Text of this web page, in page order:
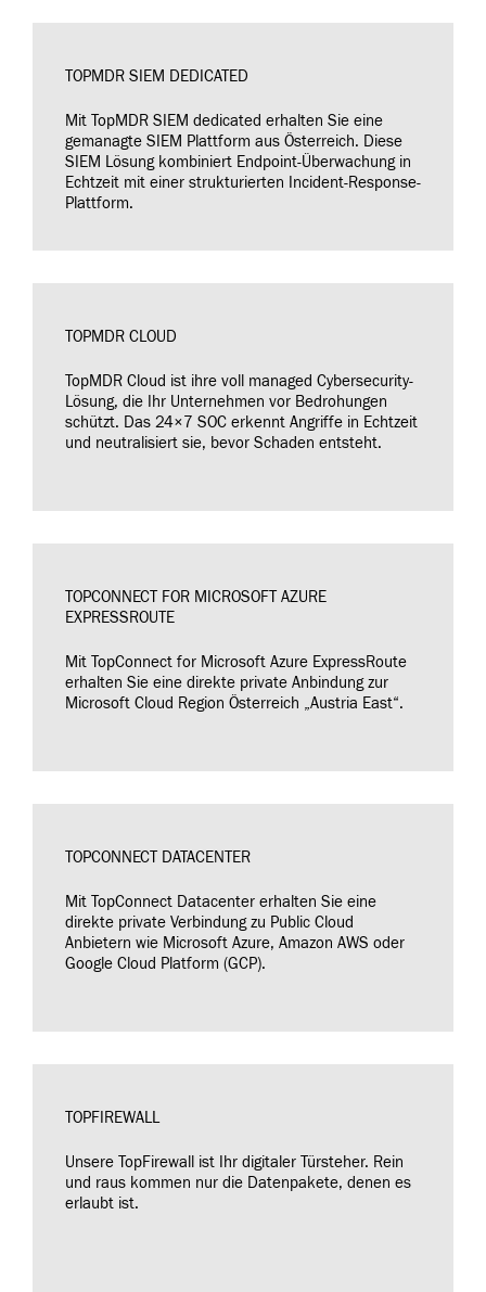
TOPMDR SIEM DEDICATED
Mit TopMDR SIEM dedicated erhalten Sie eine
gemanagte SIEM Plattform aus Österreich. Diese
SIEM Lösung kombiniert Endpoint-Überwachung in
Echtzeit mit einer strukturierten Incident-Response-
Plattform.
TOPMDR CLOUD
TopMDR Cloud ist ihre voll managed Cybersecurity-
Lösung, die Ihr Unternehmen vor Bedrohungen
schützt. Das 24×7 SOC erkennt Angriffe in Echtzeit
und neutralisiert sie, bevor Schaden entsteht.
TOPCONNECT FOR MICROSOFT AZURE
EXPRESSROUTE
Mit TopConnect for Microsoft Azure ExpressRoute
erhalten Sie eine direkte private Anbindung zur
Microsoft Cloud Region Österreich „Austria East“.
TOPCONNECT DATACENTER
Mit TopConnect Datacenter erhalten Sie eine
direkte private Verbindung zu Public Cloud
Anbietern wie Microsoft Azure, Amazon AWS oder
Google Cloud Platform (GCP).
TOPFIREWALL
Unsere TopFirewall ist Ihr digitaler Türsteher. Rein
und raus kommen nur die Datenpakete, denen es
erlaubt ist.